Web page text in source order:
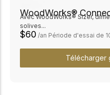
WoodWorks®
Avec WoodWorks® Sizer,
solives...
$60 /an Période d'essai de
Télécharger